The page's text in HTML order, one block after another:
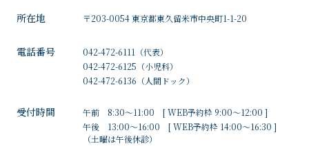
所在地 〒203-0054 東京都東久留米市中央町1-1-20
電話番号 042-472-6111 （代表）
042-472-6125 （小児科）
042-472-6136 （人間ドック）
受付時間
午前 8:30～11:00 [ WEB予約枠 9:00～12:00 ]
午後 13:00～16:00 [ WEB予約枠 14:00～16:30 ]
（土曜は午後休診）